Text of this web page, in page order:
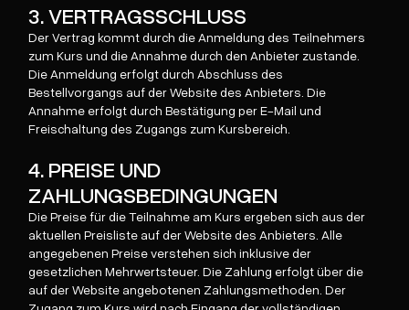
3. VERTRAGSSCHLUSS
Der Vertrag kommt durch die Anmeldung des Teilnehmers
zum Kurs und die Annahme durch den Anbieter zustande.
Die Anmeldung erfolgt durch Abschluss des
Bestellvorgangs auf der Website des Anbieters. Die
Annahme erfolgt durch Bestätigung per E-Mail und
Freischaltung des Zugangs zum Kursbereich.
4. PREISE UND
ZAHLUNGSBEDINGUNGEN
Die Preise für die Teilnahme am Kurs ergeben sich aus der
aktuellen Preisliste auf der Website des Anbieters. Alle
angegebenen Preise verstehen sich inklusive der
gesetzlichen Mehrwertsteuer. Die Zahlung erfolgt über die
auf der Website angebotenen Zahlungsmethoden. Der